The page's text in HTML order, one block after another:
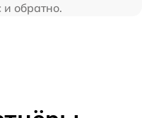
обратно.